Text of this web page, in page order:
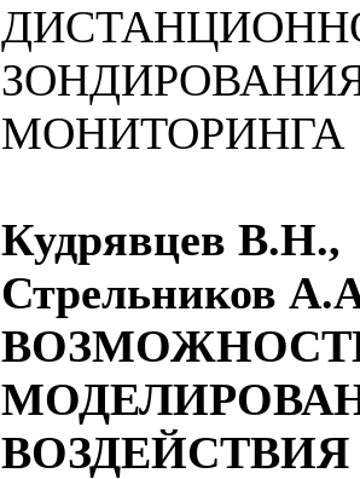
МОНИТОРИНГА
Кудрявцев
Стрельников
ВОЗДЕЙСТВИЯ